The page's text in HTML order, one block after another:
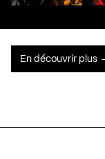
En découvrir plus